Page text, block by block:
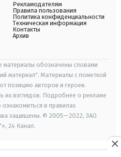
Рекламодателям
Правила пользования
Политика конфиденциальности
Техническая информация
Контакты
Архив
материалы обозначены словами
материал". Материалы с пометкой
позицию авторов и героев.
их взглядов. Подробнее о рекламе
в правилах
защищены. © 2005—2022, ЗАО
24 Канал.